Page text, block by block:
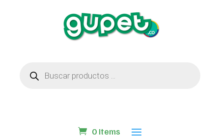
productos
0 Items